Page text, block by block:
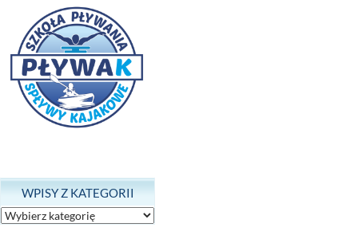
WPISY Z KATEGORII
Wpisy
z